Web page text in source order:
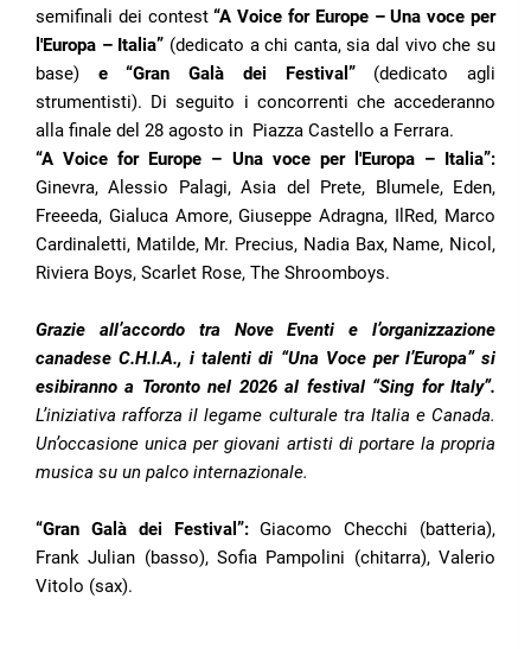
semifinali dei contest“A Voice for Europe – Una voce per
l'Europa – Italia” (dedicato a chi canta, sia dal vivo che su
base) e “Gran Galà dei Festival”(dedicato agli
strumentisti). Di seguito i concorrenti che accederanno
alla finale del 28 agosto in Piazza Castello a Ferrara.
“A Voice for Europe – Una voce per l'Europa – Italia”:
Ginevra, Alessio Palagi, Asia del Prete, Blumele, Eden,
Freeeda, Gialuca Amore, Giuseppe Adragna, IlRed, Marco
Cardinaletti, Matilde, Mr. Precius, Nadia Bax, Name, Nicol,
Riviera Boys, Scarlet Rose, The Shroomboys.
Grazie all’accordo tra Nove Eventi e l’organizzazione
canadese C.H.I.A., i talenti di “Una Voce per l’Europa” si
esibiranno a Toronto nel 2026 al festival “Sing for Italy”.
L’iniziativa rafforza il legame culturale tra Italia e Canada.
Un’occasione unica per giovani artisti di portare la propria
musica su un palco internazionale.
“Gran Galà dei Festival”:Giacomo Checchi (batteria),
Frank Julian (basso), Sofia Pampolini (chitarra), Valerio
Vitolo (sax).